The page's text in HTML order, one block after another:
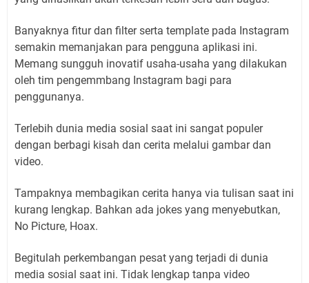
Banyaknya fitur dan filter serta template pada Instagram
semakin memanjakan para pengguna aplikasi ini.
Memang sungguh inovatif usaha-usaha yang dilakukan
oleh tim pengemmbang Instagram bagi para
penggunanya.
Terlebih dunia media sosial saat ini sangat populer
dengan berbagi kisah dan cerita melalui gambar dan
video.
Tampaknya membagikan cerita hanya via tulisan saat ini
kurang lengkap. Bahkan ada jokes yang menyebutkan,
No Picture, Hoax.
Begitulah perkembangan pesat yang terjadi di dunia
media sosial saat ini. Tidak lengkap tanpa video